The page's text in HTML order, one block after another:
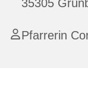
35305
Pfarrerin